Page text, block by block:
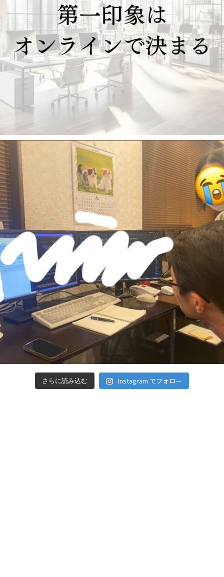
さらに読み込む Instagram でフォロー